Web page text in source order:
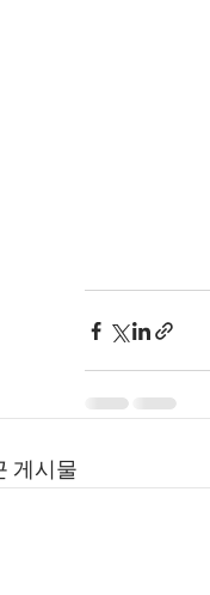
게시물